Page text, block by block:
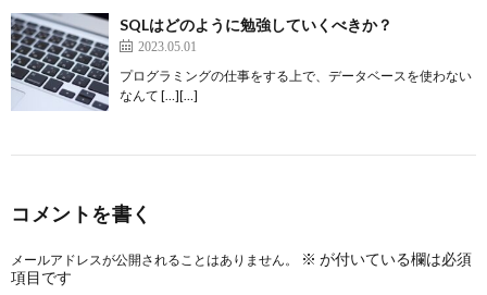
SQLはどのように勉強していくべきか？
2023.05.01
プログラミングの仕事をする上で、データベースを使わない
なんて […][…]
コメントを書く
メールアドレスが公開されることはありません。 ※ が付いている欄は必須
項目です